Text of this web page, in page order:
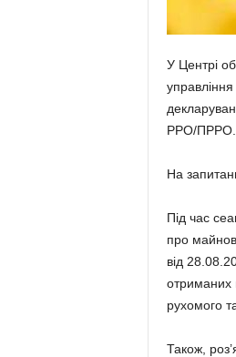
У Центрі
РРО/ПРРО.
На
Під час
про
від
отриманих
рухомого
Також,